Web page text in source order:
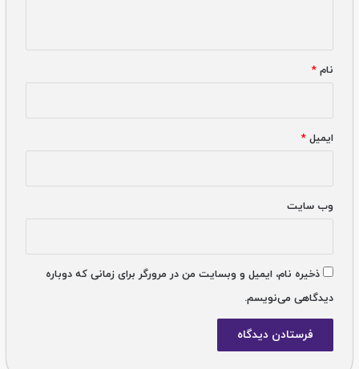
نام *
ایمیل *
وب‌ سایت
ذخیره نام، ایمیل و وبسایت من در مرورگر برای زمانی که دوباره
دیدگاهی می‌نویسم.